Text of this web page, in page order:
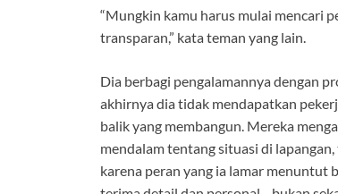
“Mungkin kamu harus mulai mencari
transparan,” kata teman yang lain.
Dia berbagi pengalamannya dengan
akhirnya dia tidak mendapatkan
balik yang membangun. Mereka
mendalam tentang situasi di
karena peran yang ia lamar menuntut